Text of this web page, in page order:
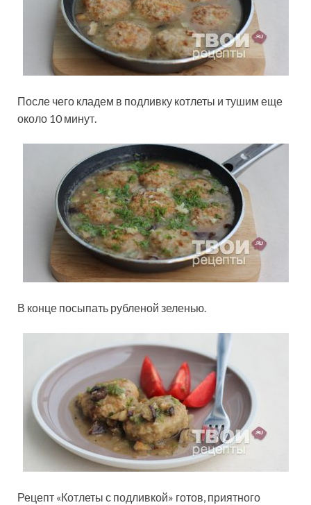
После чего кладем в подливку котлеты и тушим еще
около 10 минут.
В конце посыпать рубленой зеленью.
Рецепт «Котлеты с подливкой» готов, приятного